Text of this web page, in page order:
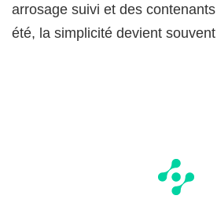
arrosage suivi et des
été, la simplicité devient